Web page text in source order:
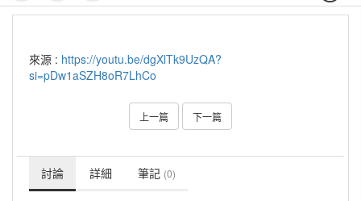
來源 : https://youtu.be/dgXlTk9UzQA?
si=pDw1aSZH8oR7LhCo
上一篇 下一篇
討論 詳細 筆記 (0)